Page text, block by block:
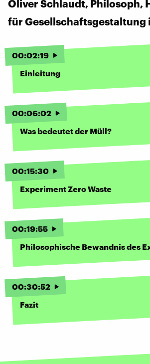
Oliver Schlaudt, Philosoph,
für Gesellschaftsgestaltung
00:02:19
Einleitung
00:06:02
Was bedeutet der Müll?
00:15:30
Experiment Zero Waste
00:19:55
Philosophische Bewandnis des
00:30:52
Fazit